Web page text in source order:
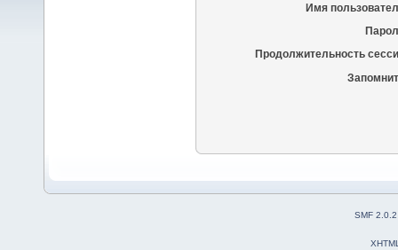
Имя
Продолжительность
SMF 2.0.2